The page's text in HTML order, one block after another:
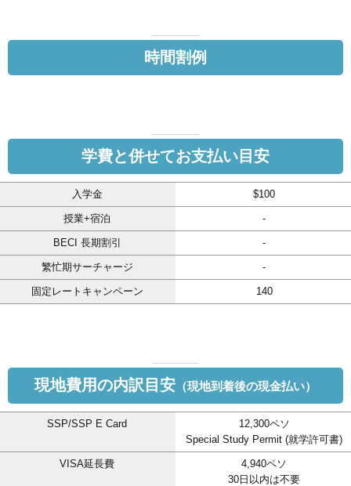
時間割例
学費と併せてお支払い目安
入学金 $100
授業+宿泊 -
BECI 長期割引 -
繁忙期サーチャージ -
固定レートキャンペーン 140
現地費用の内訳目安 （現地到着後の現金払い）
SSP/SSP E Card
12,300ペソ
Special Study Permit (就学許可書)
VISA延長費
4,940ペソ
30日以内は不要